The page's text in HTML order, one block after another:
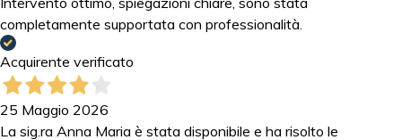
completamente supportata con professionalità.
Acquirente verificato
25 Maggio 2026
La sig.ra Anna Maria è stata disponibile e ha risolto le